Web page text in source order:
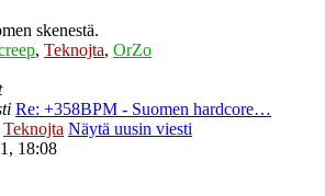
skenestä.
, Teknojta, OrZo
Re: +358BPM - Suomen hardcore…
Teknojta Näytä uusin viesti
18:08